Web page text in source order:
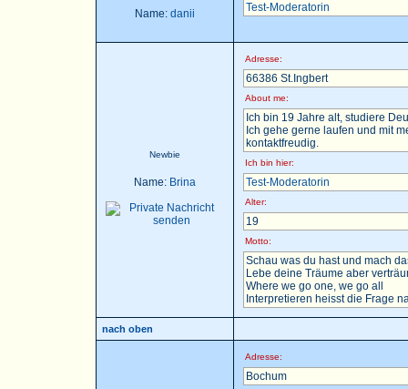
Name: danii Test-Moderatorin
Newbie
Name: Brina
Adresse:
66386 St.Ingbert
About me:
Ich bin 19 Jahre alt, studiere
Ich gehe gerne laufen und mit
kontaktfreudig.
Ich bin hier:
Test-Moderatorin
Alter:
19
Motto:
Schau was du hast und mach
Lebe deine Träume aber
Where we go one, we go all
Interpretieren heisst die Frage
nach oben
Adresse:
Bochum